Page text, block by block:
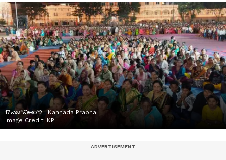
17ಎಚ್‌ವಿಆರ್2 | Kannada Prabha
Image Credit: KP